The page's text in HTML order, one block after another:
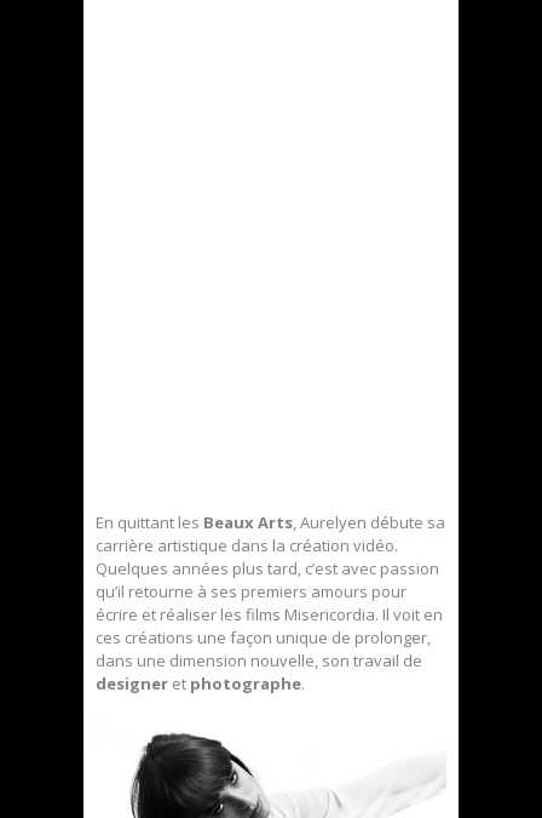
En quittant les Beaux Arts, Aurelyen débute sa
carrière artistique dans la création vidéo.
Quelques années plus tard, c’est avec passion
qu’il retourne à ses premiers amours pour
écrire et réaliser les films Misericordia. Il voit en
ces créations une façon unique de prolonger,
dans une dimension nouvelle, son travail de
designer et photographe.